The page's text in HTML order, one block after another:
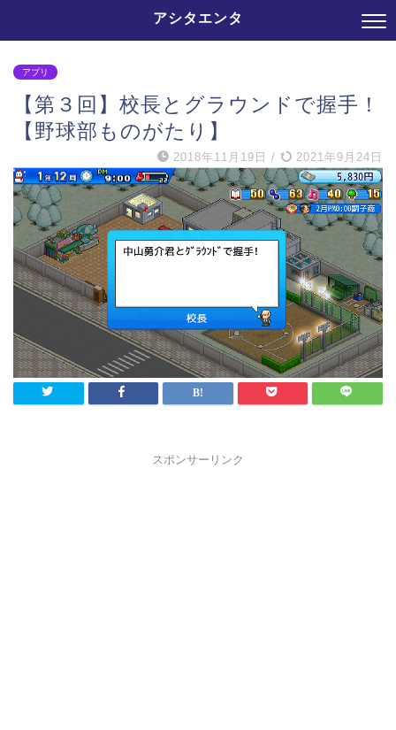
アシタエンタ
アプリ
【第３回】校長とグラウンドで握手！
【野球部ものがたり】
2018年11月19日 / 2021年9月24日
スポンサーリンク